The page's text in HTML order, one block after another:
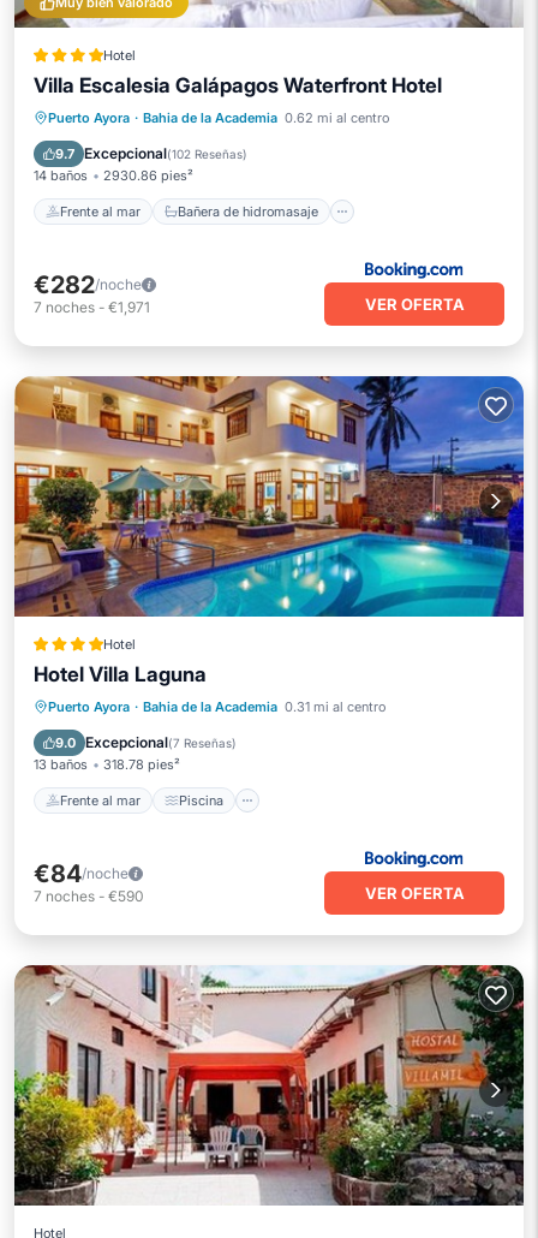
Hotel
Villa Escalesia Galápagos Waterfront Hotel
Puerto Ayora · Bahia de la Academia 0.62 mi al centro
9.7 Excepcional(102 Reseñas)
14 baños 2930.86 pies²
Frente al mar Bañera de hidromasaje
Frente al mar
Bañera de hidromasaje
Piscina
Vista al mar
€282/noche
7 noches - €1,971 VER OFERTA
Hotel
Hotel Villa Laguna
Puerto Ayora · Bahia de la Academia 0.31 mi al centro
9.0 Excepcional(7 Reseñas)
13 baños 318.78 pies²
Frente al mar Piscina
Frente al mar Piscina
Vista al mar
Balcón/Terraza
€84/noche
7 noches - €590 VER OFERTA
Hotel